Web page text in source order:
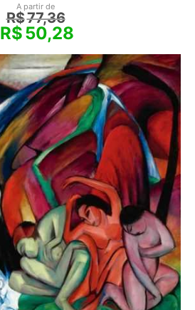
A partir de
R$77,36
R$50,28